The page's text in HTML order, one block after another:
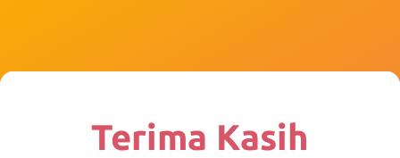
Terima Kasih